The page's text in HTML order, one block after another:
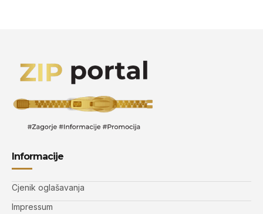
Informacije
Cjenik oglašavanja
Impressum